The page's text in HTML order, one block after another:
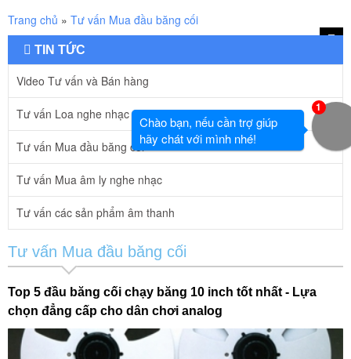
Trang chủ » Tư vấn Mua đầu băng cối
TIN TỨC
Video Tư vấn và Bán hàng
Tư vấn Loa nghe nhạc
Tư vấn Mua đầu băng cối
Tư vấn Mua âm ly nghe nhạc
Tư vấn các sản phẩm âm thanh
Tư vấn Mua đầu băng cối
Top 5 đầu băng cối chạy băng 10 inch tốt nhất - Lựa
chọn đẳng cấp cho dân chơi analog
Chào bạn, nếu cần trợ giúp
hãy chát với mình nhé!
1